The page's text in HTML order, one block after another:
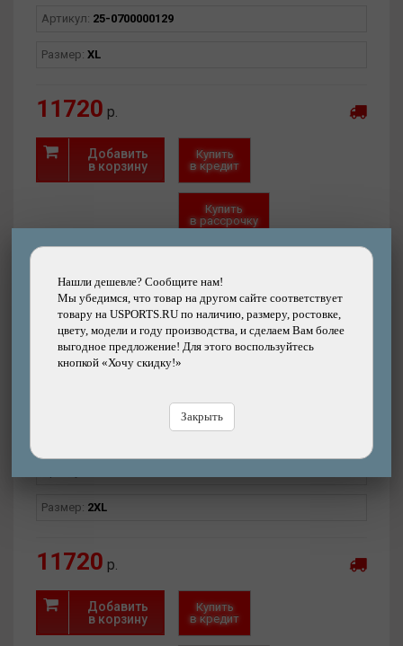
спорта, где требуется мобильность и безопасность.
Нашли дешевле? Сообщите нам!
Мы убедимся, что товар на другом сайте соответствует
товару на USPORTS.RU по наличию, размеру, ростовке,
цвету, модели и году производства, и сделаем Вам более
выгодное предложение! Для этого воспользуйтесь
кнопкой «Хочу скидку!»
Закрыть
Артикул: 25-0700000129
Размер: XL
11720 р.
Добавить
в корзину
Купить
в кредит
Купить
в рассрочку
заказ
Нашли дешевле?
(есть)
Размер: 2XL
11720 р.
Добавить
в корзину
Купить
в кредит